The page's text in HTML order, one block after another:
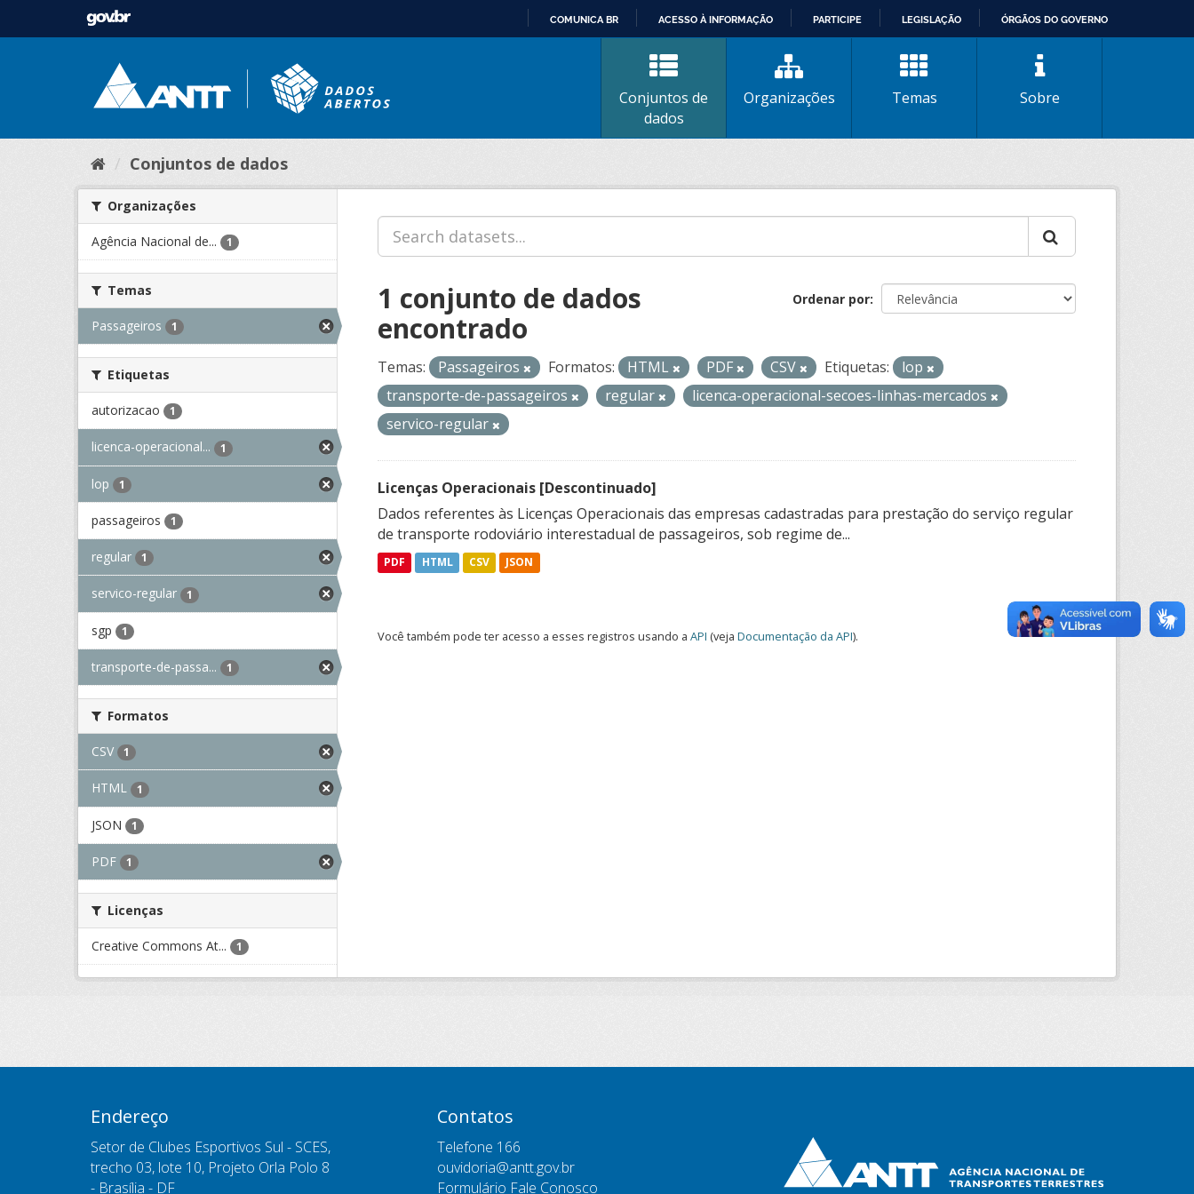
CONTEÚDO
COMUNICA BR ACESSO À INFORMAÇÃO PARTICIPE LEGISLAÇÃO ÓRGÃOS DO GOVERNO
Conjuntos de
dados
Organizações Temas Sobre
Conjuntos de dados
Organizações
Agência Nacional de... 1
Temas
Passageiros 1
Etiquetas
autorizacao 1
licenca-operacional... 1
lop 1
passageiros 1
regular 1
servico-regular 1
sgp 1
transporte-de-passa... 1
Formatos
CSV 1
HTML 1
JSON 1
PDF 1
Licenças
Creative Commons At... 1
Ordenar por
1 conjunto de dados
encontrado
Temas: Passageiros Formatos: HTML PDF CSV Etiquetas:
lop
transporte-de-passageiros
regular
licenca-operacional-secoes-linhas-mercados
servico-regular
Licenças Operacionais [Descontinuado]
Dados referentes às Licenças Operacionais das empresas cadastradas para prestação do serviço regular
de transporte rodoviário interestadual de passageiros, sob regime de...
PDF HTML CSV JSON
Você também pode ter acesso a esses registros usando a API (veja Documentação da API).
Endereço
Setor de Clubes Esportivos Sul - SCES,
trecho 03, lote 10, Projeto Orla Polo 8
- Brasília - DF
Contatos
Telefone 166
ouvidoria@antt.gov.br
Formulário Fale Conosco